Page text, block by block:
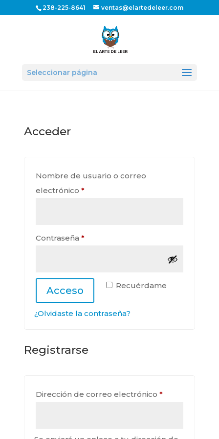
238-225-8641 ventas@elartedeleer.com
Seleccionar página
Acceder
Nombre de usuario o correo
electrónico*
Contraseña*
Recuérdame
Acceso
¿Olvidaste la contraseña?
Registrarse
Dirección de correo electrónico*